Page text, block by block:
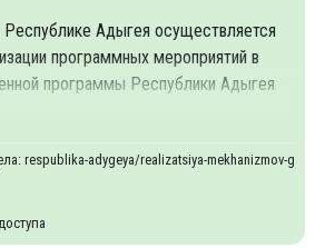
Республике Адыгея осуществляется
программных мероприятий в
программы Республики Адыгея
respublika-adygeya/realizatsiya-mekhanizmov-